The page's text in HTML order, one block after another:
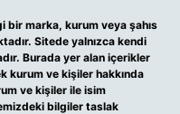
bir marka, kurum veya şahıs
Sitede yalnızca kendi
Burada yer alan içerikler
kurum ve kişiler hakkında
ve kişiler ile isim
bilgiler taslak